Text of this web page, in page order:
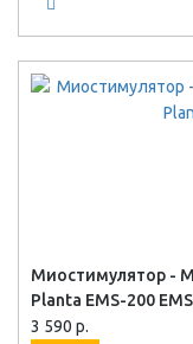
Миостимулятор -
Planta EMS-200
3 590 р.